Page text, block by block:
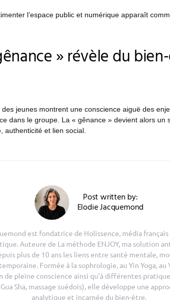
l’espace public et numérique apparaît
» révèle du
jeunes montrent une conscience aiguë des
dans le groupe. La « gênance » devient alors un
authenticité et lien social.
Post written by:
Elodie Jacquemond
est fondatrice de Holissence, média
Auteure de La méthode ENJOY, ma solution
plus de 10 ans les liens entre santé mentale,
Formée à la sophrologie, au Yin Yoga, au
de pleine conscience ainsi qu’à différentes
Sha, massage suédois), elle développe une
analytique et incarnée du bien-être.